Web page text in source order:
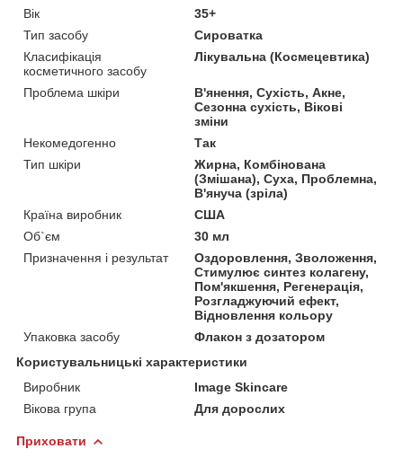
Вік
35+
Тип засобу
Сироватка
Класифікація
косметичного засобу
Лікувальна (Космецевтика)
Проблема шкіри
В'янення, Сухість, Акне,
Сезонна сухість, Вікові
зміни
Некомедогенно
Так
Тип шкіри
Жирна, Комбінована
(Змішана), Суха, Проблемна,
В'януча (зріла)
Країна виробник
США
Об`єм
30 мл
Призначення і результат
Оздоровлення, Зволоження,
Стимулює синтез колагену,
Пом'якшення, Регенерація,
Розгладжуючий ефект,
Відновлення кольору
Упаковка засобу
Флакон з дозатором
Користувальницькі характеристики
Виробник
Image Skincare
Вікова група
Для дорослих
Приховати